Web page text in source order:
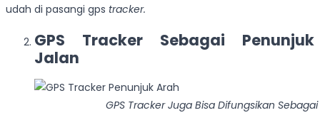
udah di pasangi gps tracker.
GPS Tracker Sebagai Penunjuk
Jalan
GPS Tracker Juga Bisa Difungsikan